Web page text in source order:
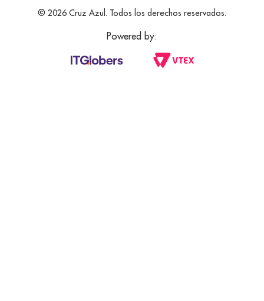
© 2026 Cruz Azul. Todos los derechos reservados.
Powered by: